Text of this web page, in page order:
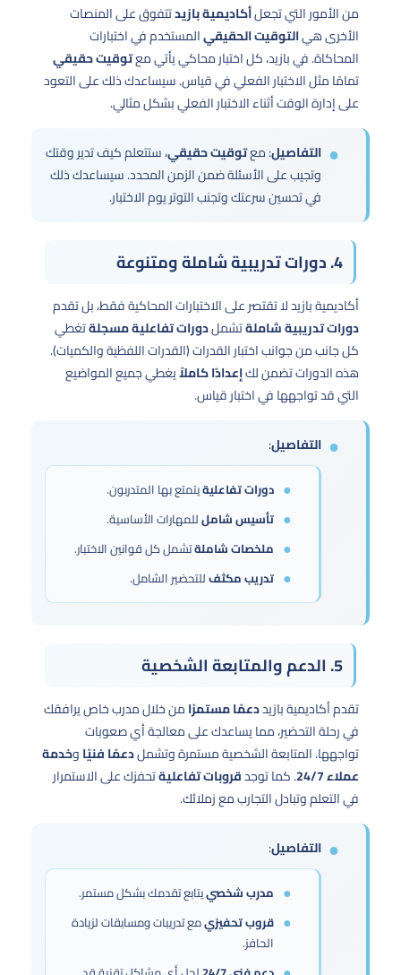
من الأمور التي تجعلأكاديمية بازيدتتفوق على المنصات
الأخرى هيالتوقيت الحقيقيالمستخدم في اختبارات
المحاكاة. في بازيد، كل اختبار محاكي يأتي معتوقيت حقيقي
تمامًا مثل الاختبار الفعلي في قياس. سيساعدك ذلك على التعود
على إدارة الوقت أثناء الاختبار الفعلي بشكل مثالي.
التفاصيل: معتوقيت حقيقي، ستتعلم كيف تدير وقتك
وتجيب على الأسئلة ضمن الزمن المحدد. سيساعدك ذلك
في تحسين سرعتك وتجنب التوتر يوم الاختبار.
4. دورات تدريبية شاملة ومتنوعة
أكاديمية بازيد لا تقتصر على الاختبارات المحاكية فقط، بل تقدم
دورات تدريبية شاملةتشملدورات تفاعلية مسجلةتغطي
كل جانب من جوانب اختبار القدرات (القدرات اللفظية والكميات).
هذه الدورات تضمن لكإعدادًا كاملاًيغطي جميع المواضيع
التي قد تواجهها في اختبار قياس.
التفاصيل:
دورات تفاعليةيتمتع بها المتدربون.
تأسيس شاملللمهارات الأساسية.
ملخصات شاملةتشمل كل قوانين الاختبار.
تدريب مكثفللتحضير الشامل.
5. الدعم والمتابعة الشخصية
تقدم أكاديمية بازيددعمًا مستمرًامن خلال مدرب خاص يرافقك
في رحلة التحضير، مما يساعدك على معالجة أي صعوبات
تواجهها. المتابعة الشخصية مستمرة وتشملدعمًا فنيًاوخدمة
عملاء 24/7
. كما توجدقروبات تفاعليةتحفزك على الاستمرار
في التعلم وتبادل التجارب مع زملائك.
التفاصيل:
مدرب شخصييتابع تقدمك بشكل مستمر.
قروب تحفيزيمع تدريبات ومسابقات لزيادة
الحافز.